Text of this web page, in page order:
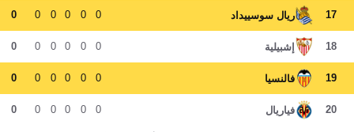
17 ريال سوسييداد 0
0
0
0
0
0
18 إشبيلية 0
0
0
0
0
0
19 فالنسيا 0
0
0
0
0
0
20 فياريال 0
0
0
0
0
0